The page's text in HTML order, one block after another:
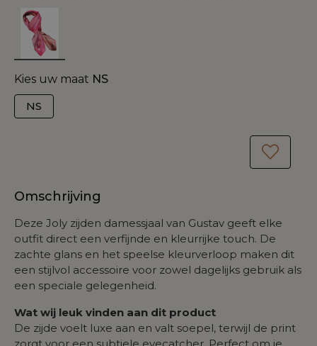
Kies uw maat NS
NS
Omschrijving
Deze Joly zijden damessjaal van Gustav geeft elke
outfit direct een verfijnde en kleurrijke touch. De
zachte glans en het speelse kleurverloop maken dit
een stijlvol accessoire voor zowel dagelijks gebruik als
een speciale gelegenheid.
Wat wij leuk vinden aan dit product
De zijde voelt luxe aan en valt soepel, terwijl de print